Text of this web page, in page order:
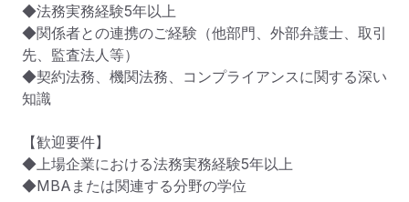
◆法務実務経験5年以上
◆関係者との連携のご経験（他部門、外部弁護士、取引
先、監査法人等）
◆契約法務、機関法務、コンプライアンスに関する深い
知識
【歓迎要件】
◆上場企業における法務実務経験5年以上
◆MBAまたは関連する分野の学位